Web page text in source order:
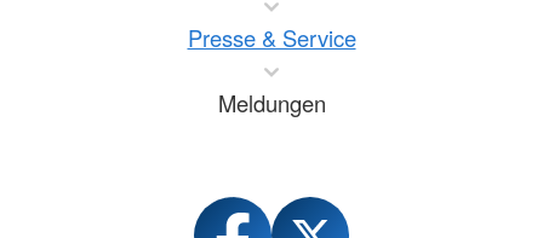
Presse & Service
Meldungen